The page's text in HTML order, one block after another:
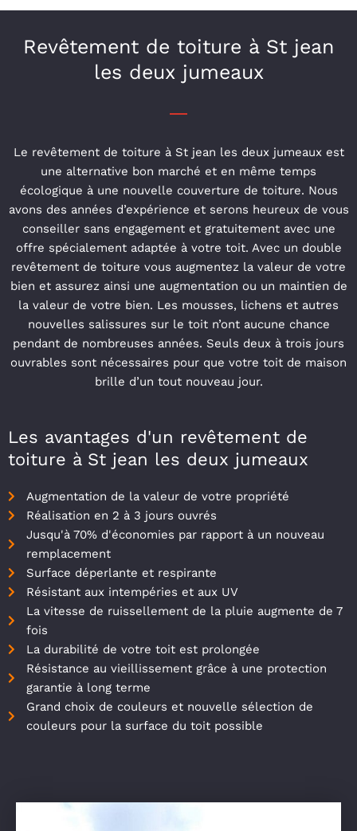
Revêtement de toiture à St jean
les deux jumeaux
Le revêtement de toiture à St jean les deux jumeaux est
une alternative bon marché et en même temps
écologique à une nouvelle couverture de toiture. Nous
avons des années d’expérience et serons heureux de vous
conseiller sans engagement et gratuitement avec une
offre spécialement adaptée à votre toit. Avec un double
revêtement de toiture vous augmentez la valeur de votre
bien et assurez ainsi une augmentation ou un maintien de
la valeur de votre bien. Les mousses, lichens et autres
nouvelles salissures sur le toit n’ont aucune chance
pendant de nombreuses années. Seuls deux à trois jours
ouvrables sont nécessaires pour que votre toit de maison
brille d’un tout nouveau jour.
Les avantages d'un revêtement de
toiture à St jean les deux jumeaux
Augmentation de la valeur de votre propriété
Réalisation en 2 à 3 jours ouvrés
Jusqu'à 70% d'économies par rapport à un nouveau
remplacement
Surface déperlante et respirante
Résistant aux intempéries et aux UV
La vitesse de ruissellement de la pluie augmente de 7
fois
La durabilité de votre toit est prolongée
Résistance au vieillissement grâce à une protection
garantie à long terme
Grand choix de couleurs et nouvelle sélection de
couleurs pour la surface du toit possible